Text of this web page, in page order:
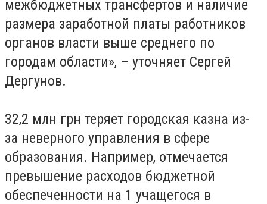
межбюджетных трансфертов и наличие
размера заработной платы работников
органов власти выше среднего по
городам области», – уточняет Сергей
Дергунов.
32,2 млн грн теряет городская казна из-
за неверного управления в сфере
образования. Например, отмечается
превышение расходов бюджетной
обеспеченности на 1 учащегося в